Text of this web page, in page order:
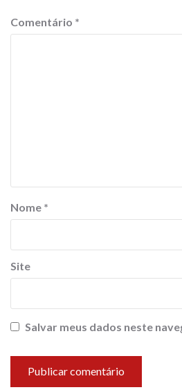
Comentário *
Nome *
Site
Salvar meus dados neste